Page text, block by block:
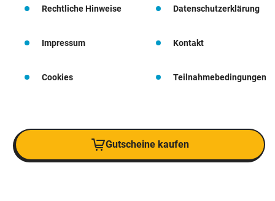
Rechtliche Hinweise
Datenschutzerklärung
Impressum Kontakt
Cookies Teilnahmebedingungen
Gutscheine kaufen